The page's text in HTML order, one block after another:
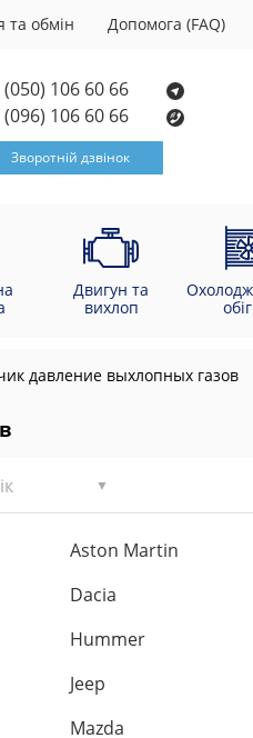
та обмін Допомога (FAQ)
(050) 106 60 66
(096) 106 60 66
Зворотній дзвінок
Двигун та
вихлоп
давление выхлопных газов
Aston Martin
Dacia
Hummer
Jeep
Mazda